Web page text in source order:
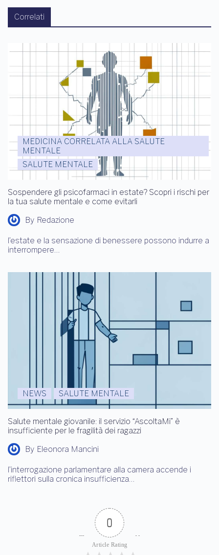
Correlati
MEDICINA CORRELATA ALLA SALUTE
MENTALE
SALUTE MENTALE
Sospendere gli psicofarmaci in estate? Scopri i rischi per
la tua salute mentale e come evitarli
By Redazione
l’estate e la sensazione di benessere possono indurre a
interrompere…
NEWS SALUTE MENTALE
Salute mentale giovanile: il servizio “AscoltaMi” è
insufficiente per le fragilità dei ragazzi
By Eleonora Mancini
l’interrogazione parlamentare alla camera accende i
riflettori sulla cronica insufficienza…
0
Article Rating